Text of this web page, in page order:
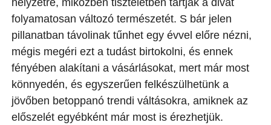
helyzetre, miközben tiszteletben tartják a divat
folyamatosan változó természetét. S bár jelen
pillanatban távolinak tűnhet egy évvel előre nézni,
mégis megéri ezt a tudást birtokolni, és ennek
fényében alakítani a vásárlásokat, mert már most
könnyedén, és egyszerűen felkészülhetünk a
jövőben betoppanó trendi váltásokra, amiknek az
előszelét egyébként már most is érezhetjük.